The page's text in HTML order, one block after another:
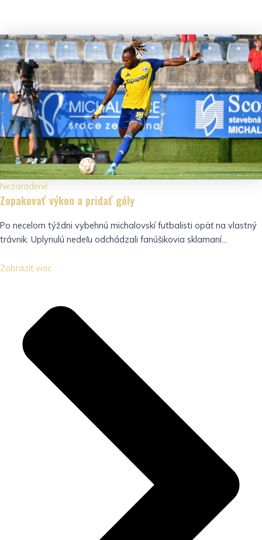
Nezaradené
Zopakovať výkon a pridať góly
Po necelom týždni vybehnú michalovskí futbalisti opäť na vlastný
trávnik. Uplynulú nedeľu odchádzali fanúšikovia sklamaní...
Zobraziť viac